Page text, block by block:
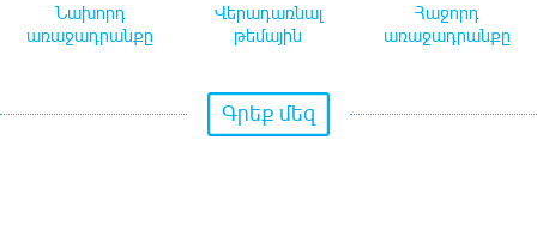
Նախորդ
առաջադրանքը
Վերադառնալ
թեմային
Հաջորդ
առաջադրանքը
Գրեք մեզ